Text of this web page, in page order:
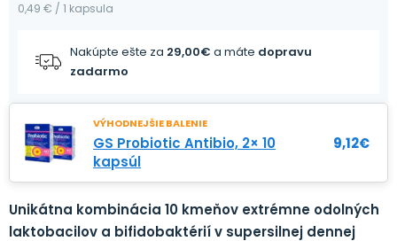
0,49 € / 1 kapsula
Nakúpte ešte za 29,00€ a máte dopravu
zadarmo
VÝHODNEJŠIE BALENIE
GS Probiotic Antibio, 2× 10
kapsúl
9,12€
Unikátna kombinácia 10 kmeňov extrémne odolných
laktobacilov a bifidobaktérií v supersilnej dennej